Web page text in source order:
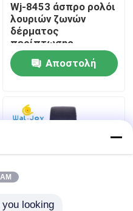
Wj-8453 άσπρο ρολόι
λουριών ζωνών
δέρματος
περίπτωσης
ρολογιών κραμάτων
γυναικών μόδας
δώρων καλής
Αποστολή
looking